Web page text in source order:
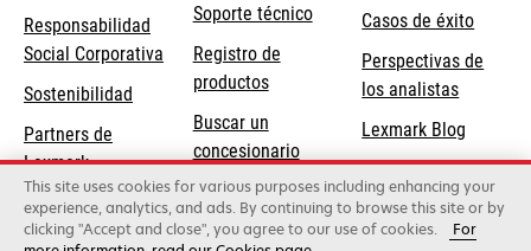
Responsabilidad
Social Corporativa opens
new
tab
Sostenibilidad
Partners de
Lexmark
Soporte técnicoopens
Registro de
productos
Buscar un
concesionario
Casos de éxito
Perspectivas de
los analistas
Lexmark Blog
Lexmark International, Inc., una empresa de Xerox
This site uses cookies for various purposes including enhancing your
experience, analytics, and ads. By continuing to browse this site or by
clicking "Accept and close", you agree to our use of cookies.
For